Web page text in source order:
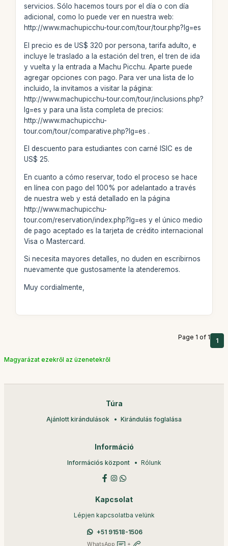
servicios. Sólo hacemos tours por el día o con día
adicional, como lo puede ver en nuestra web:
http://www.machupicchu-tour.com/tour/tour.php?lg=es
El precio es de US$ 320 por persona, tarifa adulto, e
incluye le traslado a la estación del tren, el tren de ida
y vuelta y la entrada a Machu Picchu. Aparte puede
agregar opciones con pago. Para ver una lista de lo
incluido, la invitamos a visitar la página:
http://www.machupicchu-tour.com/tour/inclusions.php?
lg=es y para una lista completa de precios:
http://www.machupicchu-
tour.com/tour/comparative.php?lg=es .
El descuento para estudiantes con carné ISIC es de
US$ 25.
En cuanto a cómo reservar, todo el proceso se hace
en línea con pago del 100% por adelantado a través
de nuestra web y está detallado en la página
http://www.machupicchu-
tour.com/reservation/index.php?lg=es y el único medio
de pago aceptado es la tarjeta de crédito internacional
Visa o Mastercard.
Si necesita mayores detalles, no duden en escribirnos
nuevamente que gustosamente la atenderemos.
Muy cordialmente,
Page 1 of 1 1
Magyarázat ezekről az üzenetekről
Túra
Ajánlott kirándulások Kirándulás foglalása
Információ
Információs központ Rólunk
Kapcsolat
Lépjen kapcsolatba velünk
+51 91518-1506
WhatsApp +